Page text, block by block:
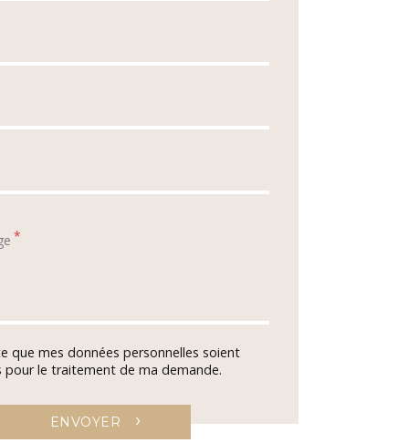
*
que mes données personnelles soient
pour le traitement de ma demande.
ENVOYER ›